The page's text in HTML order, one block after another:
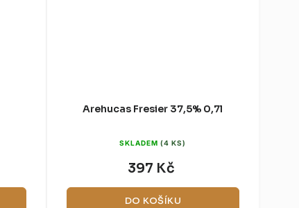
Arehucas Fresier 37,5% 0,7l
SKLADEM(4 KS)
397 Kč
DO KOŠÍKU